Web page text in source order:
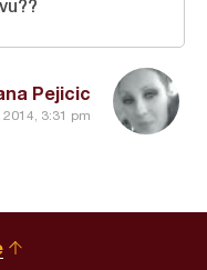
Pejicic
2014, 3:31 pm